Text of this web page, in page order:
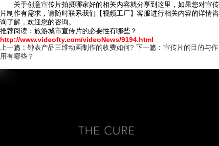
关于创意宣传片拍摄哪家好的相关内容就分享到这里，如果您对宣传
片制作有需求，请随时联系我们【视频工厂】客服进行相关内容的详情咨
询了解，欢迎您的咨询。
推荐阅读：旅游城市宣传片的必要性有哪些？
http://www.videofty.com/videoNews/9194.html
上一篇： 钟表产品三维动画制作的收费如何? 下一篇： 宣传片的目的与作
用有哪些？